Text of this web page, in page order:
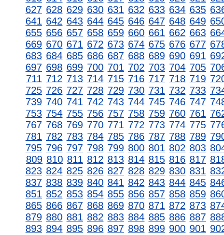
627 628 629 630 631 632 633 634 635
641 642 643 644 645 646 647 648 649
655 656 657 658 659 660 661 662 663
669 670 671 672 673 674 675 676 677
683 684 685 686 687 688 689 690 691
697 698 699 700 701 702 703 704 705
711 712 713 714 715 716 717 718 719
725 726 727 728 729 730 731 732 733
739 740 741 742 743 744 745 746 747
753 754 755 756 757 758 759 760 761
767 768 769 770 771 772 773 774 775
781 782 783 784 785 786 787 788 789
795 796 797 798 799 800 801 802 803
809 810 811 812 813 814 815 816 817
823 824 825 826 827 828 829 830 831
837 838 839 840 841 842 843 844 845
851 852 853 854 855 856 857 858 859
865 866 867 868 869 870 871 872 873
879 880 881 882 883 884 885 886 887
893 894 895 896 897 898 899 900 901